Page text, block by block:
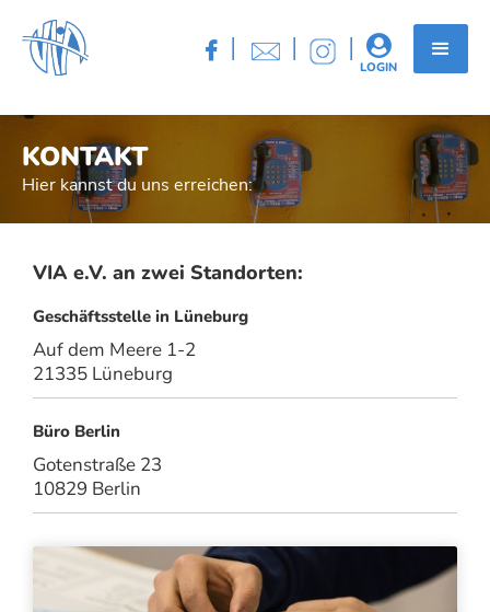
 | | | 
LOGIN
KONTAKT
Hier kannst du uns erreichen:
VIA e.V. an zwei Standorten:
Geschäftsstelle in Lüneburg
Auf dem Meere 1-2
21335 Lüneburg
Büro Berlin
Gotenstraße 23
10829 Berlin